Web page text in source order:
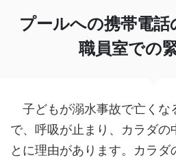
プールへの携帯電話
職員室での
子どもが溺水事故で亡くな
で、呼吸が止まり、カラダの
とに理由があります。カラダ